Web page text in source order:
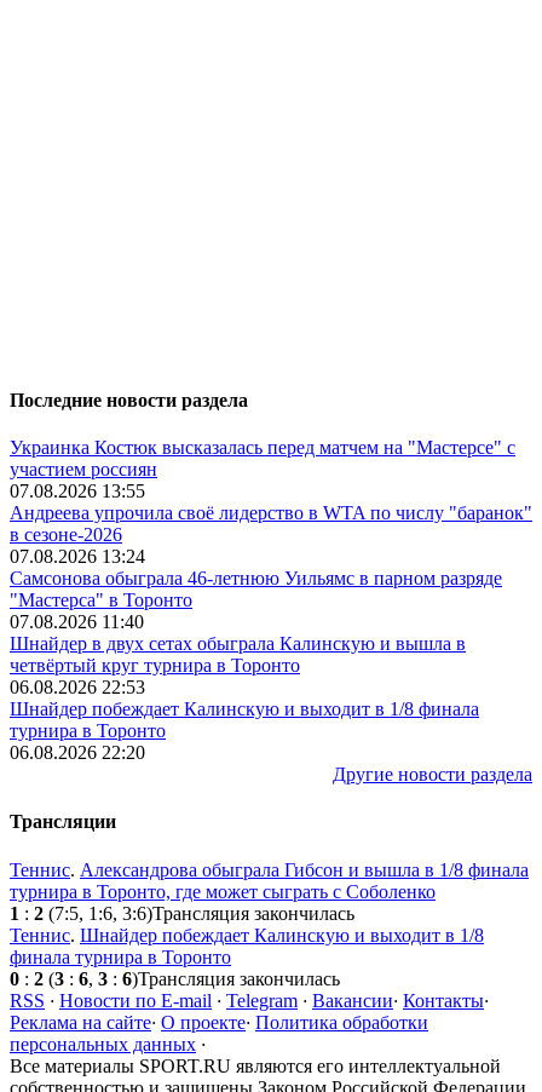
Последние новости раздела
Украинка Костюк высказалась перед матчем на "Мастерсе" с
участием россиян
07.08.2026 13:55
Андреева упрочила своё лидерство в WTA по числу "баранок"
в сезоне-2026
07.08.2026 13:24
Самсонова обыграла 46-летнюю Уильямс в парном разряде
"Мастерса" в Торонто
07.08.2026 11:40
Шнайдер в двух сетах обыграла Калинскую и вышла в
четвёртый круг турнира в Торонто
06.08.2026 22:53
Шнайдер побеждает Калинскую и выходит в 1/8 финала
турнира в Торонто
06.08.2026 22:20
Другие новости раздела
Трансляции
Теннис. Александрова обыграла Гибсон и вышла в 1/8 финала
турнира в Торонто, где может сыграть с Соболенко
1 : 2 (7:5, 1:6, 3:6)Трансляция закончилась
Теннис. Шнайдер побеждает Калинскую и выходит в 1/8
финала турнира в Торонто
0 : 2 (3 : 6, 3 : 6)Трансляция закончилась
RSS · Новости по E-mail · Telegram · Вакансии· Контакты·
Реклама на сайте· О проекте· Политика обработки
персональных данных ·
Все материалы SPORT.RU являются его интеллектуальной
собственностью и защищены Законом Российской Федерации